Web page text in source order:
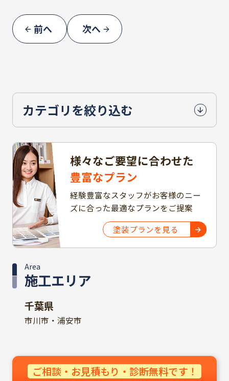
前へ 次へ
カテゴリを絞り込む
様々なご要望に合わせた
豊富なプラン
経験豊富なスタッフがお客様のニー
ズに合った最適なプランをご提案
塗装プランを見る
施工エリア
Area
千葉県
市川市・浦安市
ご相談・お見積もり・診断無料です！